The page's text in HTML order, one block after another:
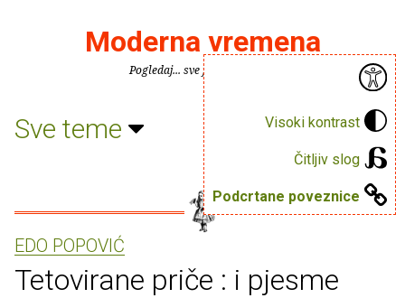
Visoki kontrast
Čitljiv slog
Podcrtane poveznice
Moderna vremena
Pogledaj... sve je puno knjiga.
Sve teme
EDO POPOVIĆ
Tetovirane priče : i pjesme